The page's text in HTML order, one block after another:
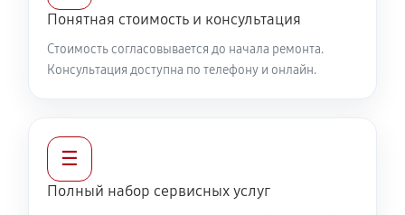
Понятная стоимость и консультация
Стоимость согласовывается до начала ремонта.
Консультация доступна по телефону и онлайн.
☰
Полный набор сервисных услуг